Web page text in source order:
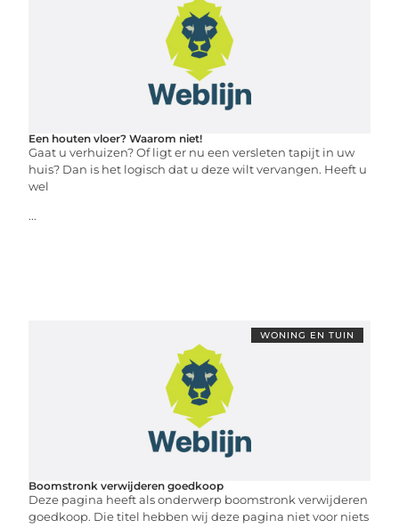
Een houten vloer? Waarom niet!
Gaat u verhuizen? Of ligt er nu een versleten tapijt in uw
huis? Dan is het logisch dat u deze wilt vervangen. Heeft u
wel
...
WONING EN TUIN
Boomstronk verwijderen goedkoop
Deze pagina heeft als onderwerp boomstronk verwijderen
goedkoop. Die titel hebben wij deze pagina niet voor niets